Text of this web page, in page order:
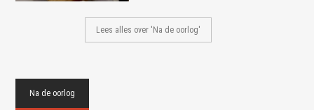
Lees alles over 'Na de oorlog'
Na de oorlog